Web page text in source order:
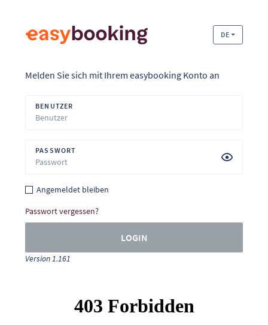
DE
Melden Sie sich mit Ihrem easybooking Konto an
BENUTZER
PASSWORT
Angemeldet bleiben
Passwort vergessen?
LOGIN
Version 1.161